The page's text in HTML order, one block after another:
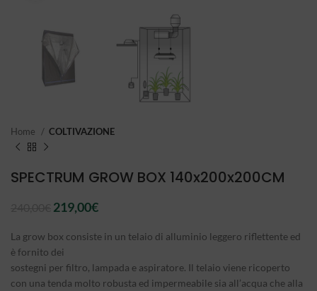
Home COLTIVAZIONE
SPECTRUM GROW BOX 140x200x200CM
Il
originale
era:
240,00€.
219,00€Il
attuale
219,00€.
La grow box consiste in un telaio di alluminio leggero riflettente ed
è fornito dei
sostegni per filtro, lampada e aspiratore. Il telaio viene ricoperto
con una tenda molto robusta ed impermeabile sia all’acqua che alla